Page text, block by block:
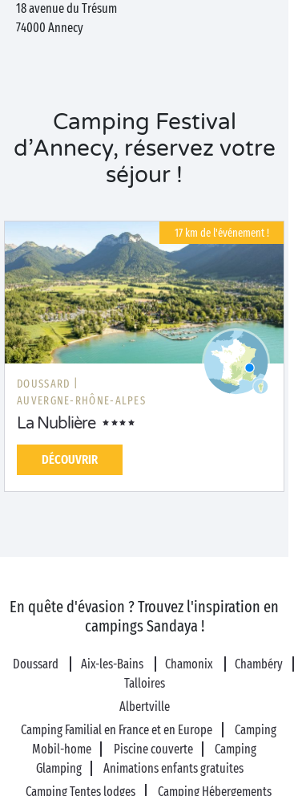
18 avenue du Trésum
74000 Annecy
Camping Festival
d’Annecy, réservez votre
séjour !
17 km de l'événement !
DOUSSARD |
AUVERGNE-RHÔNE-ALPES
La Nublière
DÉCOUVRIR
En quête d'évasion ? Trouvez l'inspiration en
campings Sandaya !
Doussard Aix-les-Bains Chamonix
Chambéry
Talloires
Albertville
Camping Familial en France et en Europe
Camping
Mobil-home
Piscine couverte
Camping
Glamping
Animations enfants gratuites
Camping Tentes lodges
Camping Hébergements